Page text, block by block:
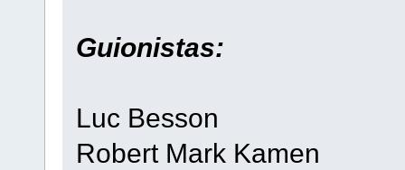
Guionistas:
Luc Besson
Robert Mark Kamen